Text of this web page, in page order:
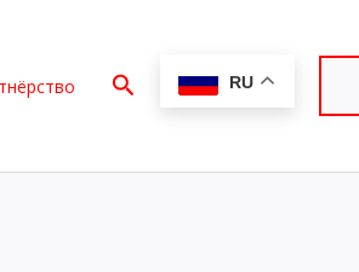
Поиск RU